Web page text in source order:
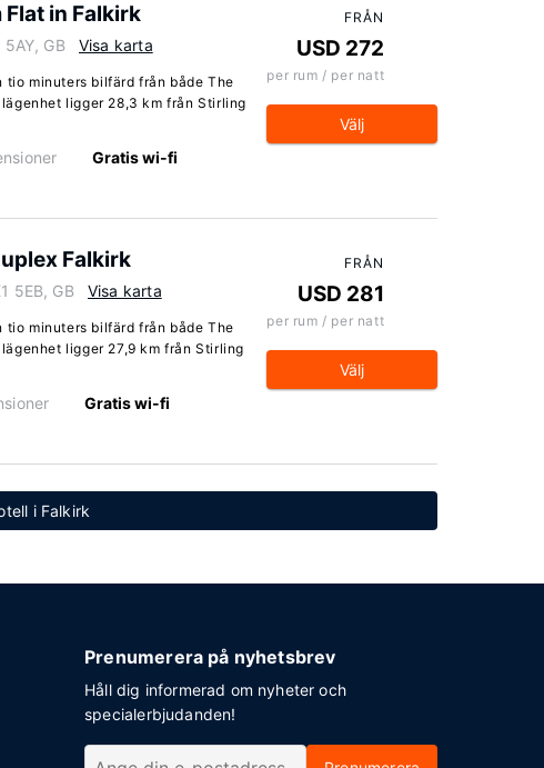
Flat in Falkirk
GB Visa karta
minuters bilfärd från både The
ligger 28,3 km från Stirling
Gratis wi-fi
FRÅN
USD 272
per rum / per natt
Välj
Falkirk
5EB, GB Visa karta
minuters bilfärd från både The
ligger 27,9 km från Stirling
Gratis wi-fi
FRÅN
USD 281
per rum / per natt
Välj
i Falkirk
Prenumerera på nyhetsbrev
Håll dig informerad om nyheter och
specialerbjudanden!